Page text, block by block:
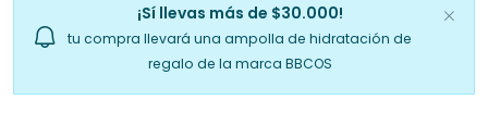
¡Sí llevas más de $30.000!
tu compra llevará una ampolla de hidratación de
regalo de la marca BBCOS